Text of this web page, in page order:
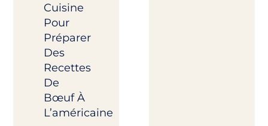
Cuisine
Pour
Préparer
Des
Recettes
De
Bœuf À
L’américaine